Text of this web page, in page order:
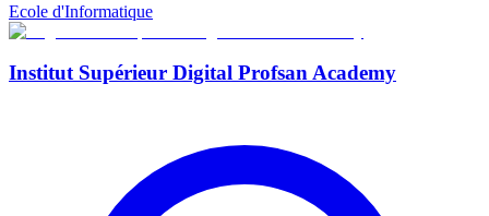
Ecole d'Informatique
Institut Supérieur Digital Profsan Academy